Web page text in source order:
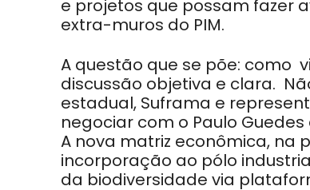
e projetos que possam fazer
extra-muros do PIM.
A questão que se põe: como
discussão objetiva e clara.
estadual, Suframa e
negociar com o Paulo
A nova matriz econômica, na
incorporação ao pólo
da biodiversidade via